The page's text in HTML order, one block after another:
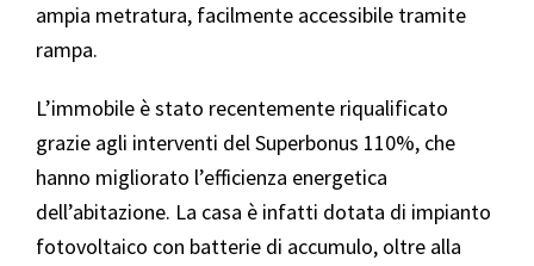
ampia metratura, facilmente accessibile tramite
rampa.
L’immobile è stato recentemente riqualificato
grazie agli interventi del Superbonus 110%, che
hanno migliorato l’efficienza energetica
dell’abitazione. La casa è infatti dotata di impianto
fotovoltaico con batterie di accumulo, oltre alla